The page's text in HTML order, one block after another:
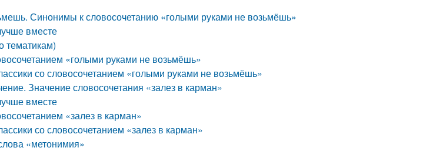
Синонимы к словосочетанию «голыми руками не возьмёшь»
вместе
тематикам)
«голыми руками не возьмёшь»
со словосочетанием «голыми руками не возьмёшь»
Значение словосочетания «залез в карман»
вместе
«залез в карман»
со словосочетанием «залез в карман»
«метонимия»